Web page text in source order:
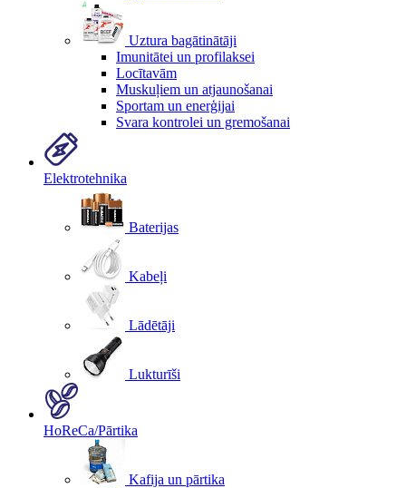
Uztura bagātinātāji
Imunitātei un profilaksei
Locītavām
Muskuļiem un atjaunošanai
Sportam un enerģijai
Svara kontrolei un gremošanai
Elektrotehnika
Baterijas
Kabeļi
Lādētāji
Lukturīši
HoReCa/Pārtika
Kafija un pārtika